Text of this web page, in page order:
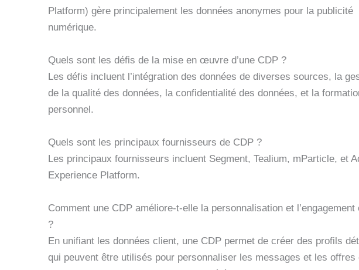
Platform) gère principalement les données anonymes pour la publicité
numérique.
Quels sont les défis de la mise en œuvre d’une CDP ?
Les défis incluent l’intégration des données de diverses sources, la
de la qualité des données, la confidentialité des données, et la
personnel.
Quels sont les principaux fournisseurs de CDP ?
Les principaux fournisseurs incluent Segment, Tealium, mParticle, et
Experience Platform.
Comment une CDP améliore-t-elle la personnalisation et l’engagement
?
En unifiant les données client, une CDP permet de créer des profils
qui peuvent être utilisés pour personnaliser les messages et les offres